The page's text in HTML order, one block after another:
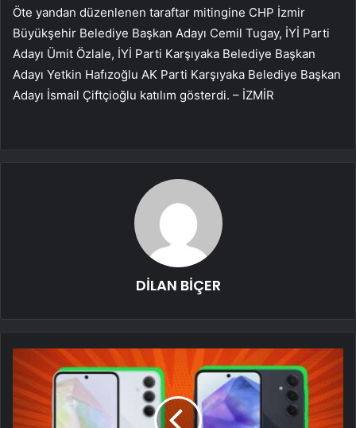
Öte yandan düzenlenen taraftar mitingine CHP İzmir
Büyükşehir Belediye Başkan Adayı Cemil Tugay, İYİ Parti
Adayı Ümit Özlale, İYİ Parti Karşıyaka Belediye Başkan
Adayı Yetkin Hafızoğlu AK Parti Karşıyaka Belediye Başkan
Adayı İsmail Çiftçioğlu katılım gösterdi. – İZMİR
DİLAN BİÇER